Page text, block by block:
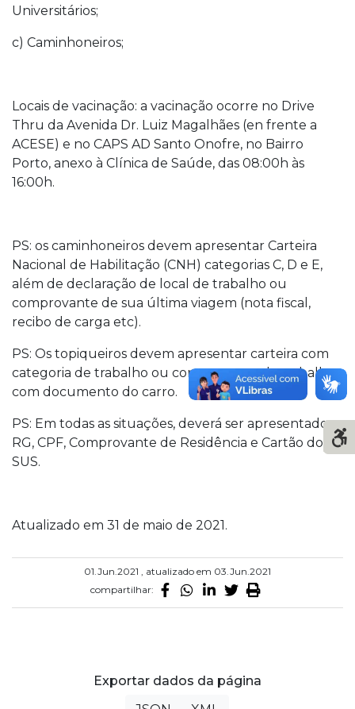
Universitários;
c) Caminhoneiros;
Locais de vacinação: a vacinação ocorre no Drive
Thru da Avenida Dr. Luiz Magalhães (en frente a
ACESE) e no CAPS AD Santo Onofre, no Bairro
Porto, anexo à Clínica de Saúde, das 08:00h às
16:00h.
PS: os caminhoneiros devem apresentar Carteira
Nacional de Habilitação (CNH) categorias C, D e E,
além de declaração de local de trabalho ou
comprovante de sua última viagem (nota fiscal,
recibo de carga etc).
PS: Os topiqueiros devem apresentar carteira com
categoria de trabalho ou comprovante de trabalho
com documento do carro.
PS: Em todas as situações, deverá ser apresentado o
RG, CPF, Comprovante de Residência e Cartão dos
SUS.
Atualizado em 31 de maio de 2021.
01.Jun.2021 , atualizado em 03.Jun.2021
compartilhar:
Exportar dados da página